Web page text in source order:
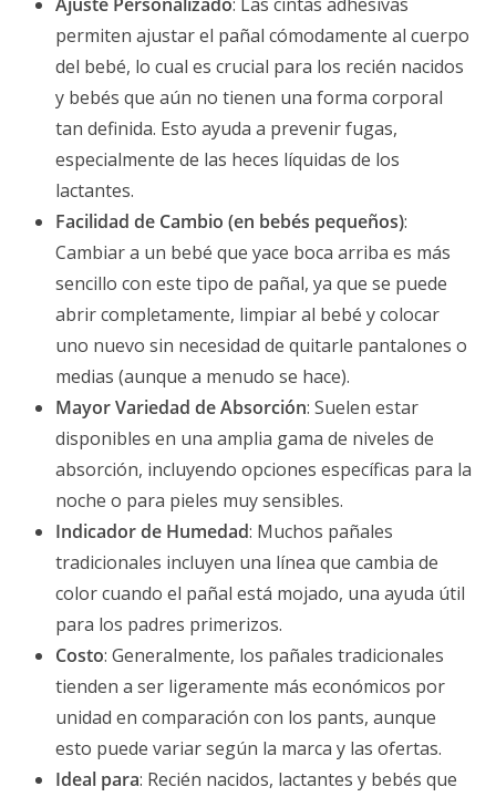
permiten ajustar el pañal cómodamente al cuerpo
del bebé, lo cual es crucial para los recién nacidos
y bebés que aún no tienen una forma corporal
tan definida. Esto ayuda a prevenir fugas,
especialmente de las heces líquidas de los
lactantes.
Facilidad de Cambio (en bebés pequeños):
Cambiar a un bebé que yace boca arriba es más
sencillo con este tipo de pañal, ya que se puede
abrir completamente, limpiar al bebé y colocar
uno nuevo sin necesidad de quitarle pantalones o
medias (aunque a menudo se hace).
Mayor Variedad de Absorción: Suelen estar
disponibles en una amplia gama de niveles de
absorción, incluyendo opciones específicas para la
noche o para pieles muy sensibles.
Indicador de Humedad: Muchos pañales
tradicionales incluyen una línea que cambia de
color cuando el pañal está mojado, una ayuda útil
para los padres primerizos.
Costo: Generalmente, los pañales tradicionales
tienden a ser ligeramente más económicos por
unidad en comparación con los pants, aunque
esto puede variar según la marca y las ofertas.
Ideal para: Recién nacidos, lactantes y bebés que